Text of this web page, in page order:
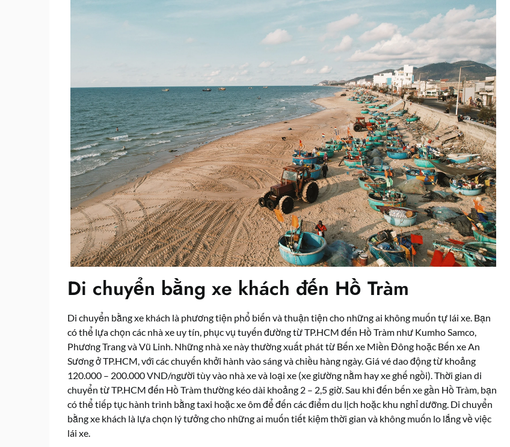
Di chuyển bằng xe khách đến Hồ Tràm
Di chuyển bằng xe khách là phương tiện phổ biến và thuận tiện cho những ai không muốn tự lái xe. Bạn
có thể lựa chọn các nhà xe uy tín, phục vụ tuyến đường từ TP.HCM đến Hồ Tràm như Kumho Samco,
Phương Trang và Vũ Linh. Những nhà xe này thường xuất phát từ Bến xe Miền Đông hoặc Bến xe An
Sương ở TP.HCM, với các chuyến khởi hành vào sáng và chiều hàng ngày. Giá vé dao động từ khoảng
120.000 – 200.000 VND/người tùy vào nhà xe và loại xe (xe giường nằm hay xe ghế ngồi). Thời gian di
chuyển từ TP.HCM đến Hồ Tràm thường kéo dài khoảng 2 – 2,5 giờ. Sau khi đến bến xe gần Hồ Tràm, bạn
có thể tiếp tục hành trình bằng taxi hoặc xe ôm để đến các điểm du lịch hoặc khu nghỉ dưỡng. Di chuyển
bằng xe khách là lựa chọn lý tưởng cho những ai muốn tiết kiệm thời gian và không muốn lo lắng về việc
lái xe.